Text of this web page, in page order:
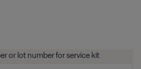
or lot number for service kit